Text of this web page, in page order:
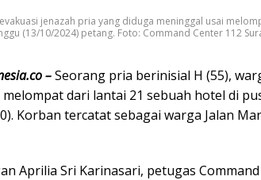
jenazah pria yang diduga meninggal usai
(13/10/2024) petang. Foto: Command Center 112
–Seorang pria berinisial H (55),
dari lantai 21 sebuah hotel di
Korban tercatat sebagai warga Jalan
Aprilia Sri Karinasari, petugas